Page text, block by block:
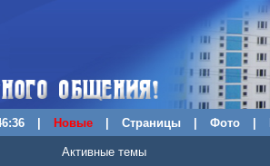
Новые Страницы Фото
Активные темы